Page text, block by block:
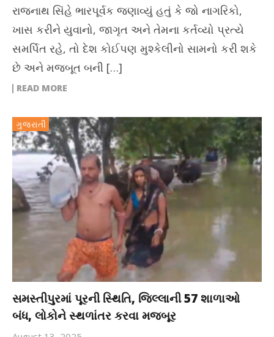
રાજનાથ સિંહે ભારપૂર્વક જણાવ્યું હતું કે જો નાગરિકો,
ખાસ કરીને યુવાનો, જાગૃત અને તેમના કર્તવ્યો પ્રત્યે
સમર્પિત રહે, તો દેશ કોઈપણ મુશ્કેલીનો સામનો કરી શકે
છે અને મજબૂત બની […]
READ MORE
ગુજરાતી
સમસ્તીપુરમાં પૂરની સ્થિતિ, જિલ્લાની 57 શાળાઓ
બંધ, લોકોને સ્થળાંતર કરવા મજબૂર